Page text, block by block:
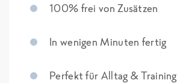
100% frei von Zusätzen
In wenigen Minuten fertig
Perfekt für Alltag & Training